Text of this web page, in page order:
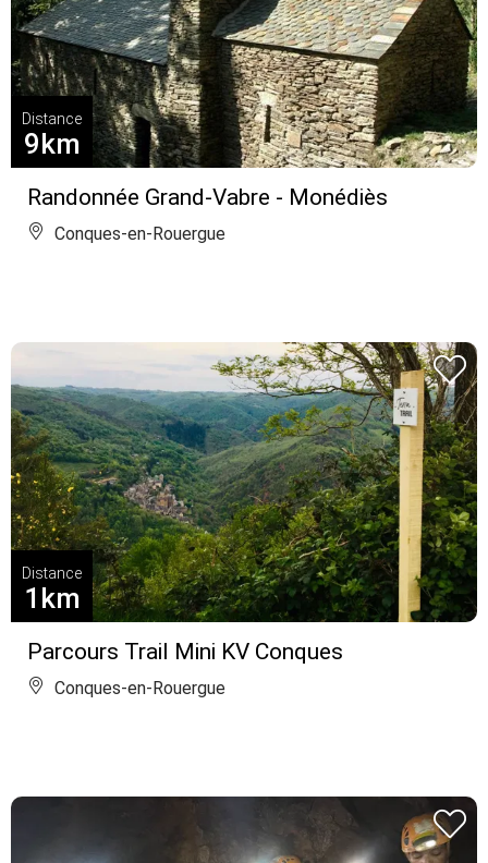
Randonnée Grand-Vabre - Monédiès
Distance
9km
Conques-en-Rouergue
Parcours Trail Mini KV Conques
Distance
1km
Conques-en-Rouergue